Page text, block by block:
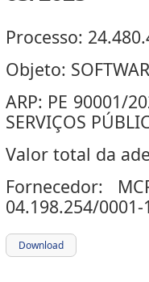
Processo:
Objeto:
ARP: PE 90001/
SERVIÇOS
Valor total da
Fornecedor:
04.198.254/0001-
Download